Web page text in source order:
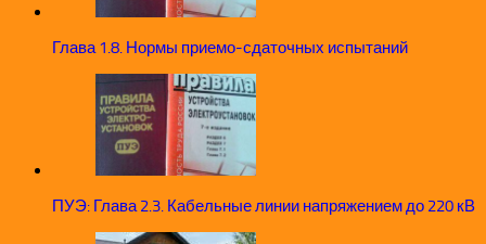
Глава 1.8. Нормы приемо-сдаточных испытаний
ПУЭ: Глава 2.3. Кабельные линии напряжением до 220 кВ